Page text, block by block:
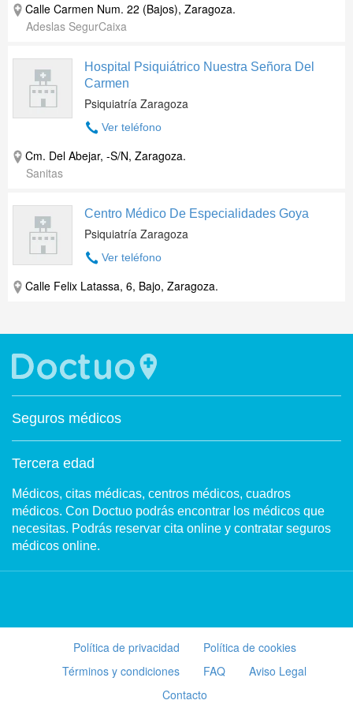
Calle Carmen Num. 22 (Bajos), Zaragoza.
Adeslas SegurCaixa
Hospital Psiquiátrico Nuestra Señora Del
Carmen
Psiquiatría Zaragoza
Ver teléfono
Cm. Del Abejar, -S/N, Zaragoza.
Sanitas
Centro Médico De Especialidades Goya
Psiquiatría Zaragoza
Ver teléfono
Calle Felix Latassa, 6, Bajo, Zaragoza.
Seguros médicos
Tercera edad
Médicos, citas médicas, centros médicos, cuadros
médicos. Con Doctuo podrás encontrar los médicos que
necesitas. Podrás reservar cita online y contratar seguros
médicos online.
Política de privacidad
Política de cookies
Términos y condiciones
FAQ
Aviso Legal
Contacto